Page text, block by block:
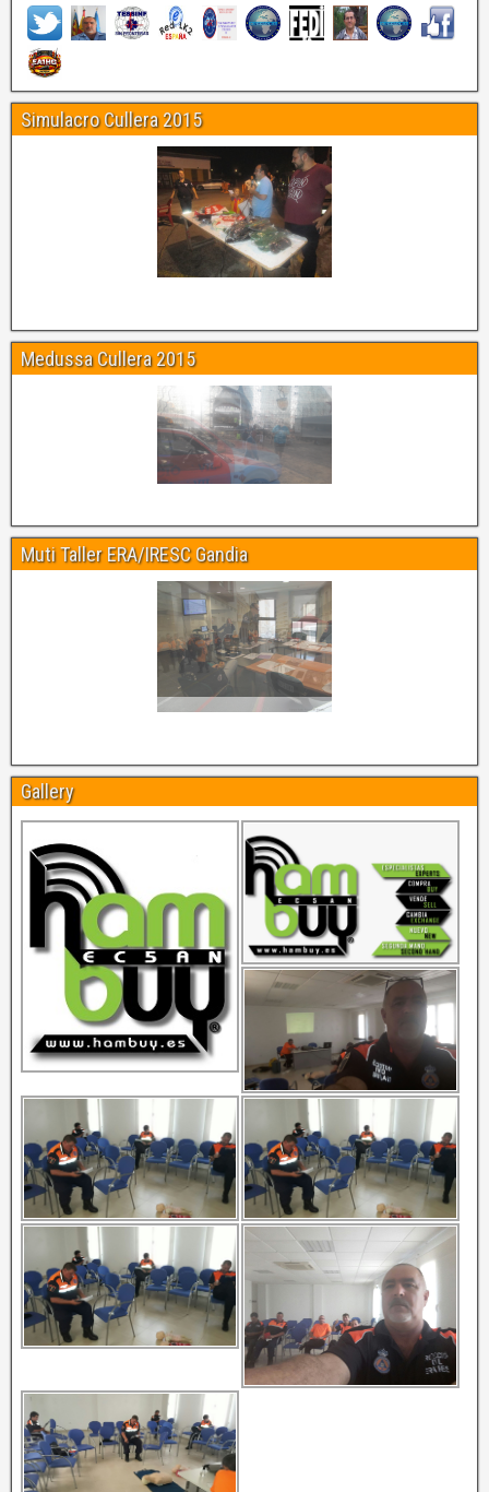
Simulacro Cullera 2015
Medussa Cullera 2015
Muti Taller ERA/IRESC Gandia
Gallery